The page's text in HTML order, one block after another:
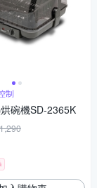
制
碗機SD-2365K